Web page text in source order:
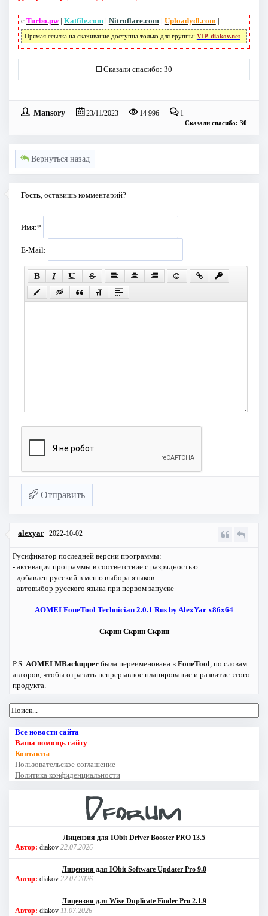
с Turbo.pw| Katfile.com| Nitroflare.com| Uploadydl.com|
Прямая ссылка на скачивание доступна только для группы: VIP-diakov.net
Сказали спасибо: 30
Mansory 23/11/2023 14 996 1
Сказали спасибо: 30
Вернуться назад
Гость, оставишь комментарий?
Имя:*
E-Mail:
Отправить
alexyar 2022-10-02
Русификатор последней версии программы:
- активация программы в соответствие с разрядностью
- добавлен русский в меню выбора языков
- автовыбор русского языка при первом запуске
AOMEI FoneTool Technician 2.0.1 Rus by AlexYar х86х64
Скрин Скрин Скрин
P.S. AOMEI MBackupper была переименована в FoneTool, по словам
авторов, чтобы отразить непрерывное планирование и развитие этого
продукта.
Все новости сайта
Ваша помощь сайту
Контакты
Пользовательское соглашение
Политика конфиденциальности
Лицензия для IObit Driver Booster PRO 13.5
Автор: diakov 22.07.2026
Лицензия для IObit Software Updater Pro 9.0
Автор: diakov 22.07.2026
Лицензия для Wise Duplicate Finder Pro 2.1.9
Автор: diakov 11.07.2026